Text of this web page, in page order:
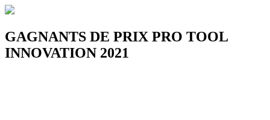
GAGNANTS DE PRIX PRO TOOL
INNOVATION 2021